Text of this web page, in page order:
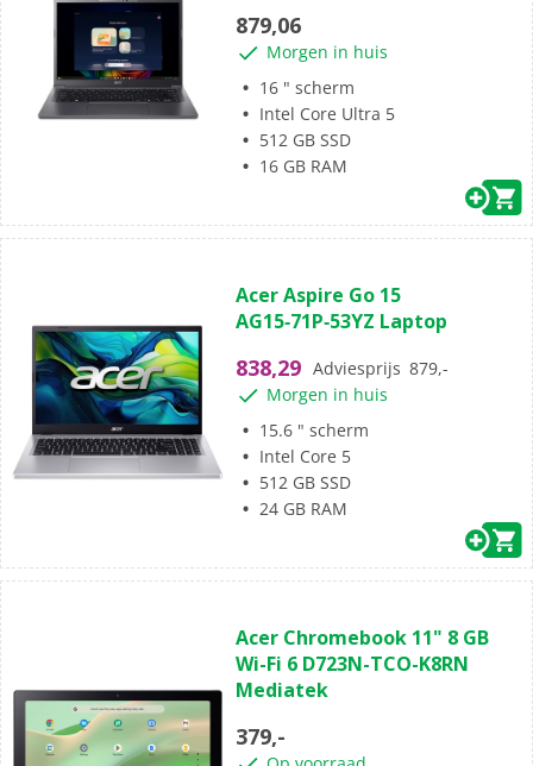
sterren.
879,06
Morgen in huis
16 " scherm
Intel Core Ultra 5
512 GB SSD
16 GB RAM
van
de
sterren.
Acer Aspire Go 15
AG15‑71P‑53YZ Laptop
838,29 Adviesprijs 879,-
Morgen in huis
15.6 " scherm
Intel Core 5
512 GB SSD
24 GB RAM
van
de
5
Acer Chromebook 11" 8 GB
Wi-Fi 6 D723N-TCO-K8RN
Mediatek
379,-